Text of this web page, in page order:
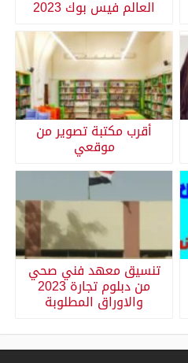
العالم فيس بوك 2023
أقرب مكتبة تصوير من
موقعي
تنسيق معهد فني صحي
من دبلوم تجارة 2023
والاوراق المطلوبة